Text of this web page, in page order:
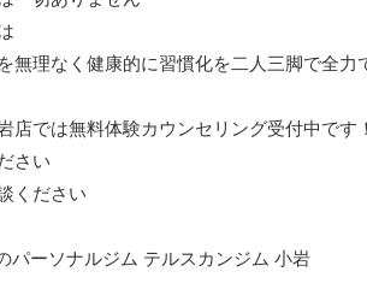
無理なく健康的に習慣化を二人三脚で全力
店では無料体験カウンセリング受付中です
さい
ください
パーソナルジム テルスカンジム 小岩